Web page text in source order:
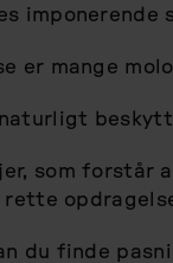
imponerende
er mange
naturligt
som forstår
rette
du finde